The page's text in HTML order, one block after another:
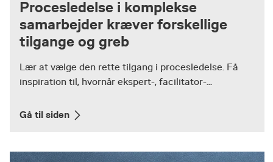
Procesledelse i komplekse
samarbejder kræver forskellige
tilgange og greb
Lær at vælge den rette tilgang i procesledelse. Få
inspiration til, hvornår ekspert-, facilitator-...
Gå til siden